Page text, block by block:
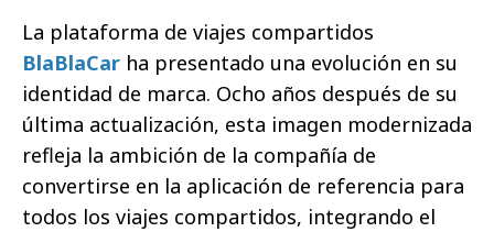
La plataforma de viajes compartidos
BlaBlaCar ha presentado una evolución en su
identidad de marca. Ocho años después de su
última actualización, esta imagen modernizada
refleja la ambición de la compañía de
convertirse en la aplicación de referencia para
todos los viajes compartidos, integrando el